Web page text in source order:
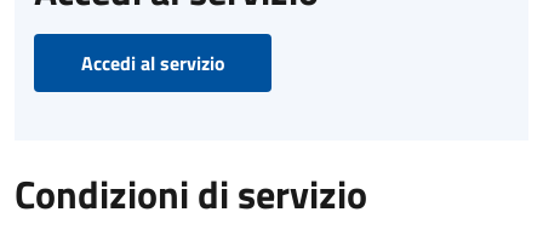
Accedi al servizio
Condizioni di servizio